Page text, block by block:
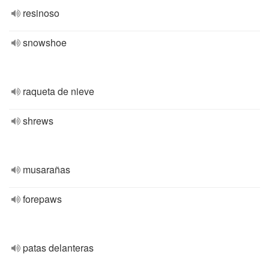
resinoso
snowshoe
raqueta de nieve
shrews
musarañas
forepaws
patas delanteras